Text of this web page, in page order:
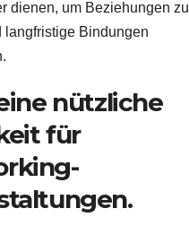
dienen, um Beziehungen zu
langfristige Bindungen
nützliche
für